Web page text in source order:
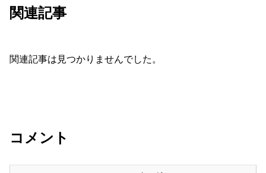
関連記事
関連記事は見つかりませんでした。
コメント